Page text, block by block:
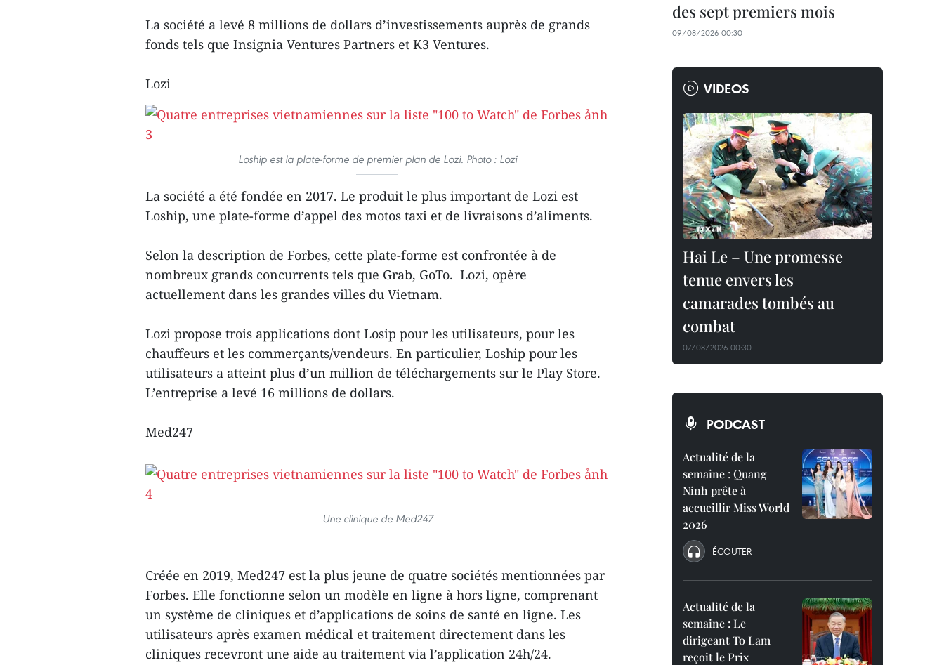
La société a levé 8 millions de dollars d’investissements auprès de grands
fonds tels que Insignia Ventures Partners et K3 Ventures.
Lozi
Loship est la plate-forme de premier plan de Lozi. Photo : Lozi
La société a été fondée en 2017. Le produit le plus important de Lozi est
Loship, une plate-forme d’appel des motos taxi et de livraisons d’aliments.
Selon la description de Forbes, cette plate-forme est confrontée à de
nombreux grands concurrents tels que Grab, GoTo. Lozi, opère
actuellement dans les grandes villes du Vietnam.
Lozi propose trois applications dont Losip pour les utilisateurs, pour les
chauffeurs et les commerçants/vendeurs. En particulier, Loship pour les
utilisateurs a atteint plus d’un million de téléchargements sur le Play Store.
L’entreprise a levé 16 millions de dollars.
Med247
Une clinique de Med247
Créée en 2019, Med247 est la plus jeune de quatre sociétés mentionnées par
Forbes. Elle fonctionne selon un modèle en ligne à hors ligne, comprenant
un système de cliniques et d’applications de soins de santé en ligne. Les
utilisateurs après examen médical et traitement directement dans les
cliniques recevront une aide au traitement via l’application 24h/24.
des sept premiers mois
09/08/2026 00:30
VIDEOS
Hai Le – Une promesse
tenue envers les
camarades tombés au
combat
07/08/2026 00:30
PODCAST
Actualité de la
semaine : Quang
Ninh prête à
accueillir Miss World
2026
ÉCOUTER
Actualité de la
semaine : Le
dirigeant To Lam
reçoit le Prix